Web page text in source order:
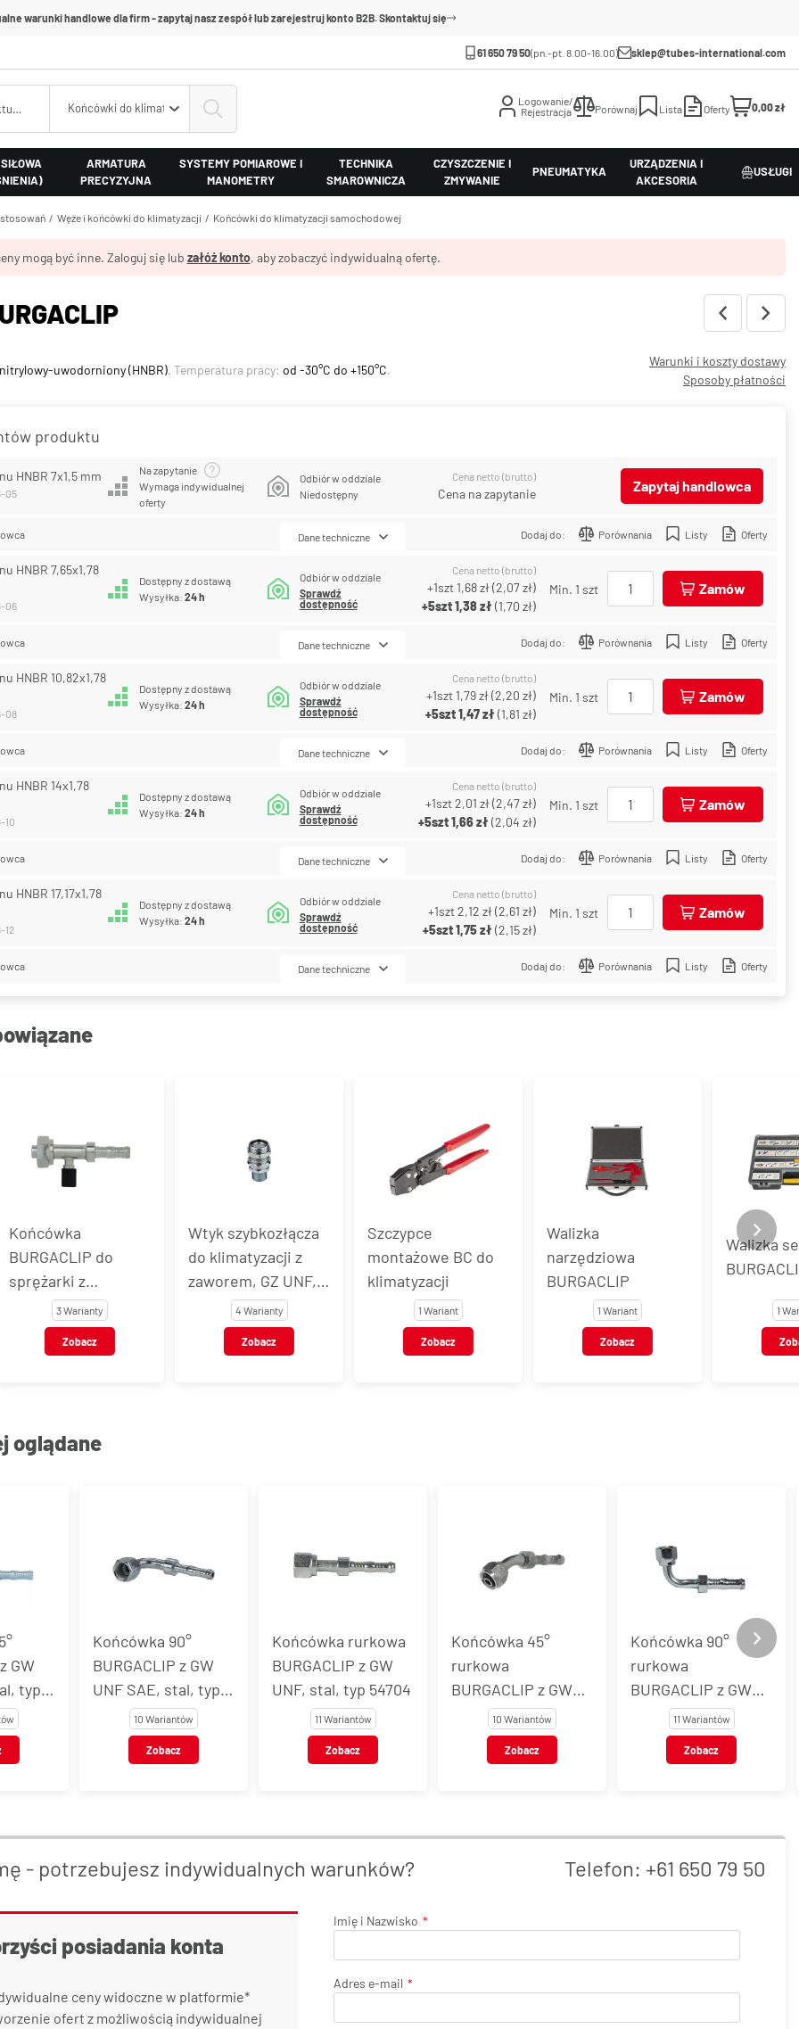
warunki handlowe dla firm - zapytaj nasz zespół lub zarejestruj konto B2B. Skontaktuj się
61 650 79 50(pn.-pt. 8.00-16.00) sklep@tubes-international.com
Końcówki do klimatyzacji samochodowej
Logowanie/
Rejestracja
Porównaj Lista Oferty 0,00 zł
ARMATURA
PRECYZYJNA
SYSTEMY POMIAROWE I
MANOMETRY
TECHNIKA
SMAROWNICZA
CZYSZCZENIE I
ZMYWANIE
PNEUMATYKA
URZĄDZENIA I
AKCESORIA
USŁUGI
Węże i końcówki do klimatyzacji Końcówki do klimatyzacji samochodowej
mogą być inne. Zaloguj się lub załóż konto, aby zobaczyć indywidualną ofertę.
uwodorniony (HNBR). Temperatura pracy: od -30°C do +150°C.
Warunki i koszty dostawy
Sposoby płatności
produktu
HNBR 7x1,5 mm
05
Na zapytanie
Wymaga indywidualnej
oferty
Odbiór w oddziale
Niedostępny
Cena netto (brutto)
Cena na zapytanie Zapytaj handlowca
Dodaj do: Porównania Listy Oferty
Dane techniczne
HNBR 7,65x1,78
06
Dostępny z dostawą
Wysyłka:24 h
Odbiór w oddziale
Sprawdź
dostępność
Cena netto (brutto)
+1szt 1,68 zł(2,07 zł)
+5szt1,38 zł(1,70 zł)
Min. 1 szt Zamów
Dodaj do: Porównania Listy Oferty
Dane techniczne
HNBR 10,82x1,78
08
Dostępny z dostawą
Wysyłka:24 h
Odbiór w oddziale
Sprawdź
dostępność
Cena netto (brutto)
+1szt 1,79 zł(2,20 zł)
+5szt1,47 zł(1,81 zł)
Min. 1 szt Zamów
Dodaj do: Porównania Listy Oferty
Dane techniczne
HNBR 14x1,78
10
Dostępny z dostawą
Wysyłka:24 h
Odbiór w oddziale
Sprawdź
dostępność
Cena netto (brutto)
+1szt2,01 zł(2,47 zł)
+5szt1,66 zł(2,04 zł)
Min. 1 szt Zamów
Dodaj do: Porównania Listy Oferty
Dane techniczne
HNBR 17,17x1,78
12
Dostępny z dostawą
Wysyłka:24 h
Odbiór w oddziale
Sprawdź
dostępność
Cena netto (brutto)
+1szt2,12 zł(2,61 zł)
+5szt1,75 zł(2,15 zł)
Min. 1 szt Zamów
Dodaj do: Porównania Listy Oferty
Dane techniczne
z GW
54733
Wtyk szybkozłącza
do klimatyzacji z
zaworem, GZ UNF,
stal węglowa
Szczypce
montażowe BC do
klimatyzacji
narzędziowa
Walizka serwisowa
BURGACLIP
oglądane
Końcówka 90°
BURGACLIP z GW
UNF SAE, stal, typ
10 Wariantów
Zobacz
Końcówka rurkowa
BURGACLIP z GW
UNF, stal, typ 54704
11 Wariantów
Zobacz
Końcówka 45°
rurkowa
BURGACLIP z GW
UNF, stal, typ 54705
10 Wariantów
Zobacz
Końcówka 90°
rurkowa
BURGACLIP z GW
UNF, stal, typ 54706
11 Wariantów
Zobacz
- potrzebujesz indywidualnych warunków? Telefon: +61 650 79 50
posiadania konta
ceny widoczne w platformie*
ofert z możliwością indywidualnej
Imię i Nazwisko
Adres e-mail